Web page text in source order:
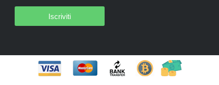
Iscriviti